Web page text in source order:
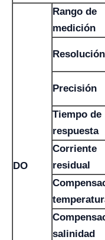
DO
Rango de
medición
Resolución
Precisión
Tiempo de
respuesta
Corriente
residual
salinidad